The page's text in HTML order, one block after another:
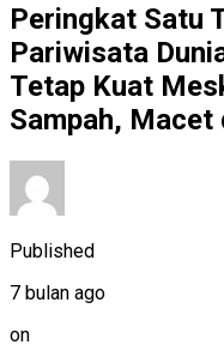
Peringkat Satu
Pariwisata
Tetap Kuat
Sampah, Macet
Published
7 bulan ago
on